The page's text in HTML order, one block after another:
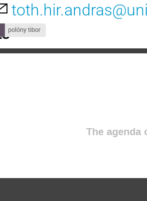
polóny tibor
The